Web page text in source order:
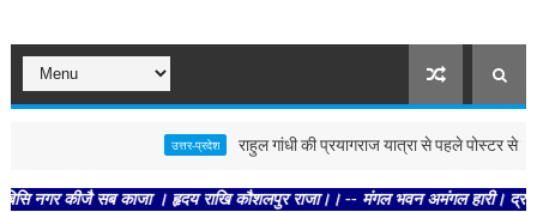
उत्तर-प्रदेश राहुल गांधी की प्रयागराज यात्रा से पहले पोस्टर से गरमाई
कीजै सब काजा । हृदय राखि कौशलपुर राजा।। -- मंगल भवन अमंगल हारी। द्रवहु